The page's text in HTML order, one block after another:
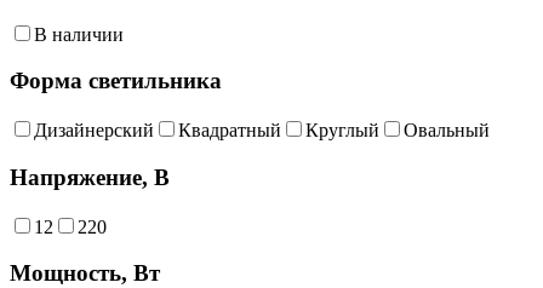
В наличии
Форма светильника
Дизайнерский Квадратный Круглый Овальный
Напряжение, В
12 220
Мощность, Вт